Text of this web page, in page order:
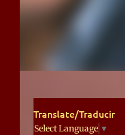
Translate/Traducir
Select Language ▼